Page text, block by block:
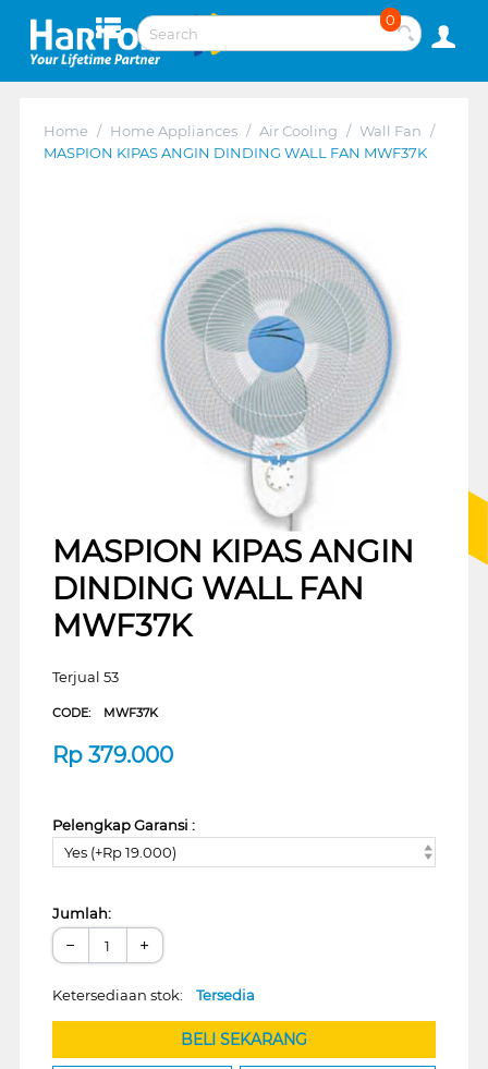
0
Home / Home Appliances / Air Cooling / Wall Fan /
MASPION KIPAS ANGIN DINDING WALL FAN MWF37K
MASPION KIPAS ANGIN
DINDING WALL FAN
MWF37K
Terjual 53
CODE: MWF37K
Rp 379.000
Pelengkap Garansi :
Yes (+Rp 19.000)
Jumlah:
− +
Ketersediaan stok: Tersedia
BELI SEKARANG